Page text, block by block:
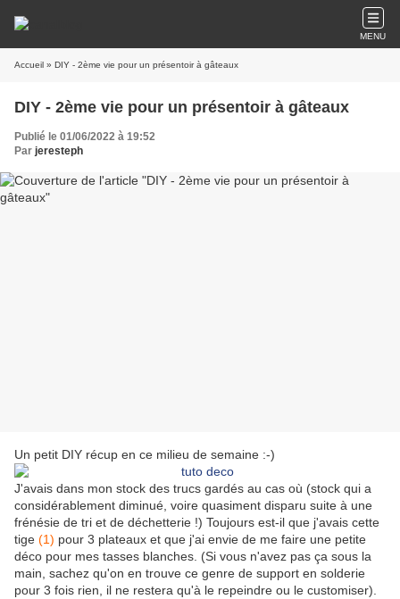
MENU
Accueil » DIY - 2ème vie pour un présentoir à gâteaux
DIY - 2ème vie pour un présentoir à gâteaux
Publié le 01/06/2022 à 19:52
Par jeresteph
Un petit DIY récup en ce milieu de semaine :-)
J'avais dans mon stock des trucs gardés au cas où (stock qui a
considérablement diminué, voire quasiment disparu suite à une
frénésie de tri et de déchetterie !) Toujours est-il que j'avais cette
tige (1) pour 3 plateaux et que j'ai envie de me faire une petite
déco pour mes tasses blanches. (Si vous n'avez pas ça sous la
main, sachez qu'on en trouve ce genre de support en solderie
pour 3 fois rien, il ne restera qu'à le repeindre ou le customiser).